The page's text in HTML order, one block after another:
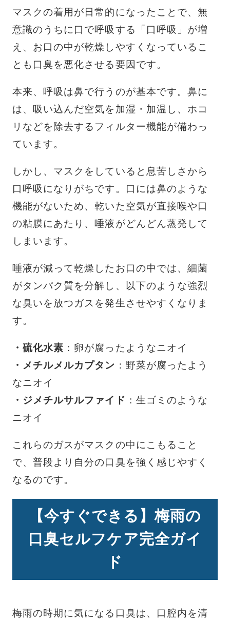
マスクの着用が日常的になったことで、無
意識のうちに口で呼吸する「口呼吸」が増
え、お口の中が乾燥しやすくなっているこ
とも口臭を悪化させる要因です。
本来、呼吸は鼻で行うのが基本です。鼻に
は、吸い込んだ空気を加湿・加温し、ホコ
リなどを除去するフィルター機能が備わっ
ています。
しかし、マスクをしていると息苦しさから
口呼吸になりがちです。口には鼻のような
機能がないため、乾いた空気が直接喉や口
の粘膜にあたり、唾液がどんどん蒸発して
しまいます。
唾液が減って乾燥したお口の中では、細菌
がタンパク質を分解し、以下のような強烈
な臭いを放つガスを発生させやすくなりま
す。
・硫化水素 ：卵が腐ったようなニオイ
・メチルメルカプタン ：野菜が腐ったよう
なニオイ
・ジメチルサルファイド ：生ゴミのような
ニオイ
これらのガスがマスクの中にこもること
で、普段より自分の口臭を強く感じやすく
なるのです。
【今すぐできる】梅雨の
口臭セルフケア完全ガイ
ド
梅雨の時期に気になる口臭は、口腔内を清